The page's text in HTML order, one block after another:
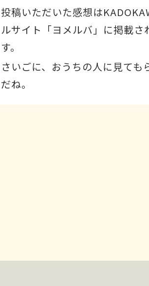
投稿いただいた感想は
ルサイト「ヨメルバ」に掲載さ
す。
さいごに、おうちの人に見ても
だね。